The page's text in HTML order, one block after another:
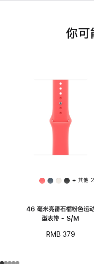
你可
+ 其他
46 毫米亮番石榴粉色运
型表带 - S/M
RMB 379